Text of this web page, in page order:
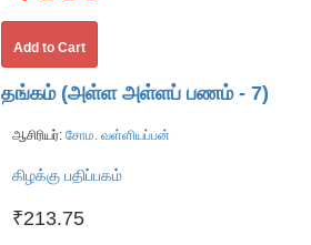
Add to Cart
தங்கம் (அள்ள அள்ளப் பணம் - 7)
ஆசிரியர்: சோம. வள்ளியப்பன்
கிழக்கு பதிப்பகம்
₹213.75